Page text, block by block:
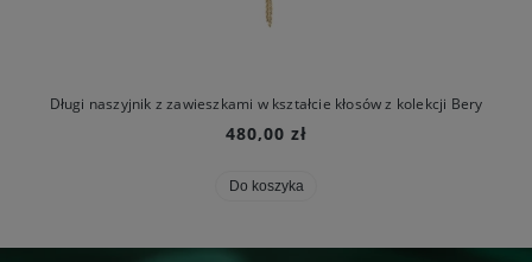
Długi naszyjnik z zawieszkami w kształcie kłosów z kolekcji Bery
480,00 zł
Do koszyka